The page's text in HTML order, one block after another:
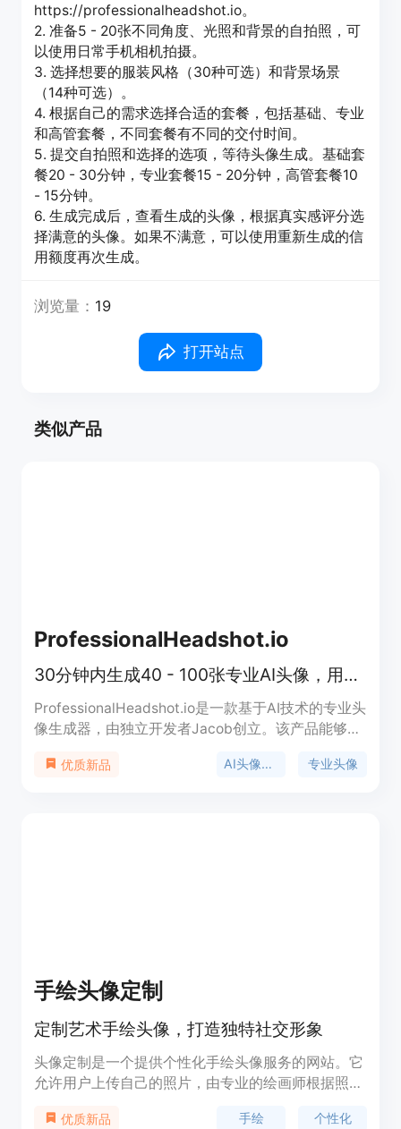
https://professionalheadshot.io。
2. 准备5 - 20张不同角度、光照和背景的自拍照，可
以使用日常手机相机拍摄。
3. 选择想要的服装风格（30种可选）和背景场景
（14种可选）。
4. 根据自己的需求选择合适的套餐，包括基础、专业
和高管套餐，不同套餐有不同的交付时间。
5. 提交自拍照和选择的选项，等待头像生成。基础套
餐20 - 30分钟，专业套餐15 - 20分钟，高管套餐10
- 15分钟。
6. 生成完成后，查看生成的头像，根据真实感评分选
择满意的头像。如果不满意，可以使用重新生成的信
用额度再次生成。
浏览量： 19
打开站点
类似产品
ProfessionalHeadshot.io
30分钟内生成40 - 100张专业AI头像，用于职场提升
ProfessionalHeadshot.io是一款基于AI技术的专业头
像生成器，由独立开发者Jacob创立。该产品能够在
LinkedIn、简历、公司网站和高管简介的工作室级质
优质新品 AI头像生成 专业头像
手绘头像定制
定制艺术手绘头像，打造独特社交形象
头像定制是一个提供个性化手绘头像服务的网站。它
允许用户上传自己的照片，由专业的绘画师根据照片
社交平台上展示个性化形象的需求，也因其艺术性和
优质新品 手绘 个性化